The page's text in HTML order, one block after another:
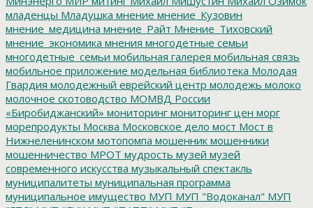
младенцы Младушка мнение мнение_Кузовин
мнение_медицина мнение_Райт Мнение_Тиховский
мнение_экономика мнения многодетные семьи
многодетные_семьи мобильная галерея мобильная связь
мобильное приложение модельная библиотека Молодая
Гвардия молодежный еврейский центр молодежь молоко
молочное скотоводство МОМВД России
«Биробиджанский» мониторинг мониторинг цен морг
морепродукты Москва Московское дело мост Мост в
Нижнеленинском мотопомпа мошенник мошенники
мошенничество МРОТ мудрость музей музей
современного искусства музыкальный спектакль
муниципалитеты муниципальная программа
муниципальное имущество МУП МУП "Водоканал" МУП